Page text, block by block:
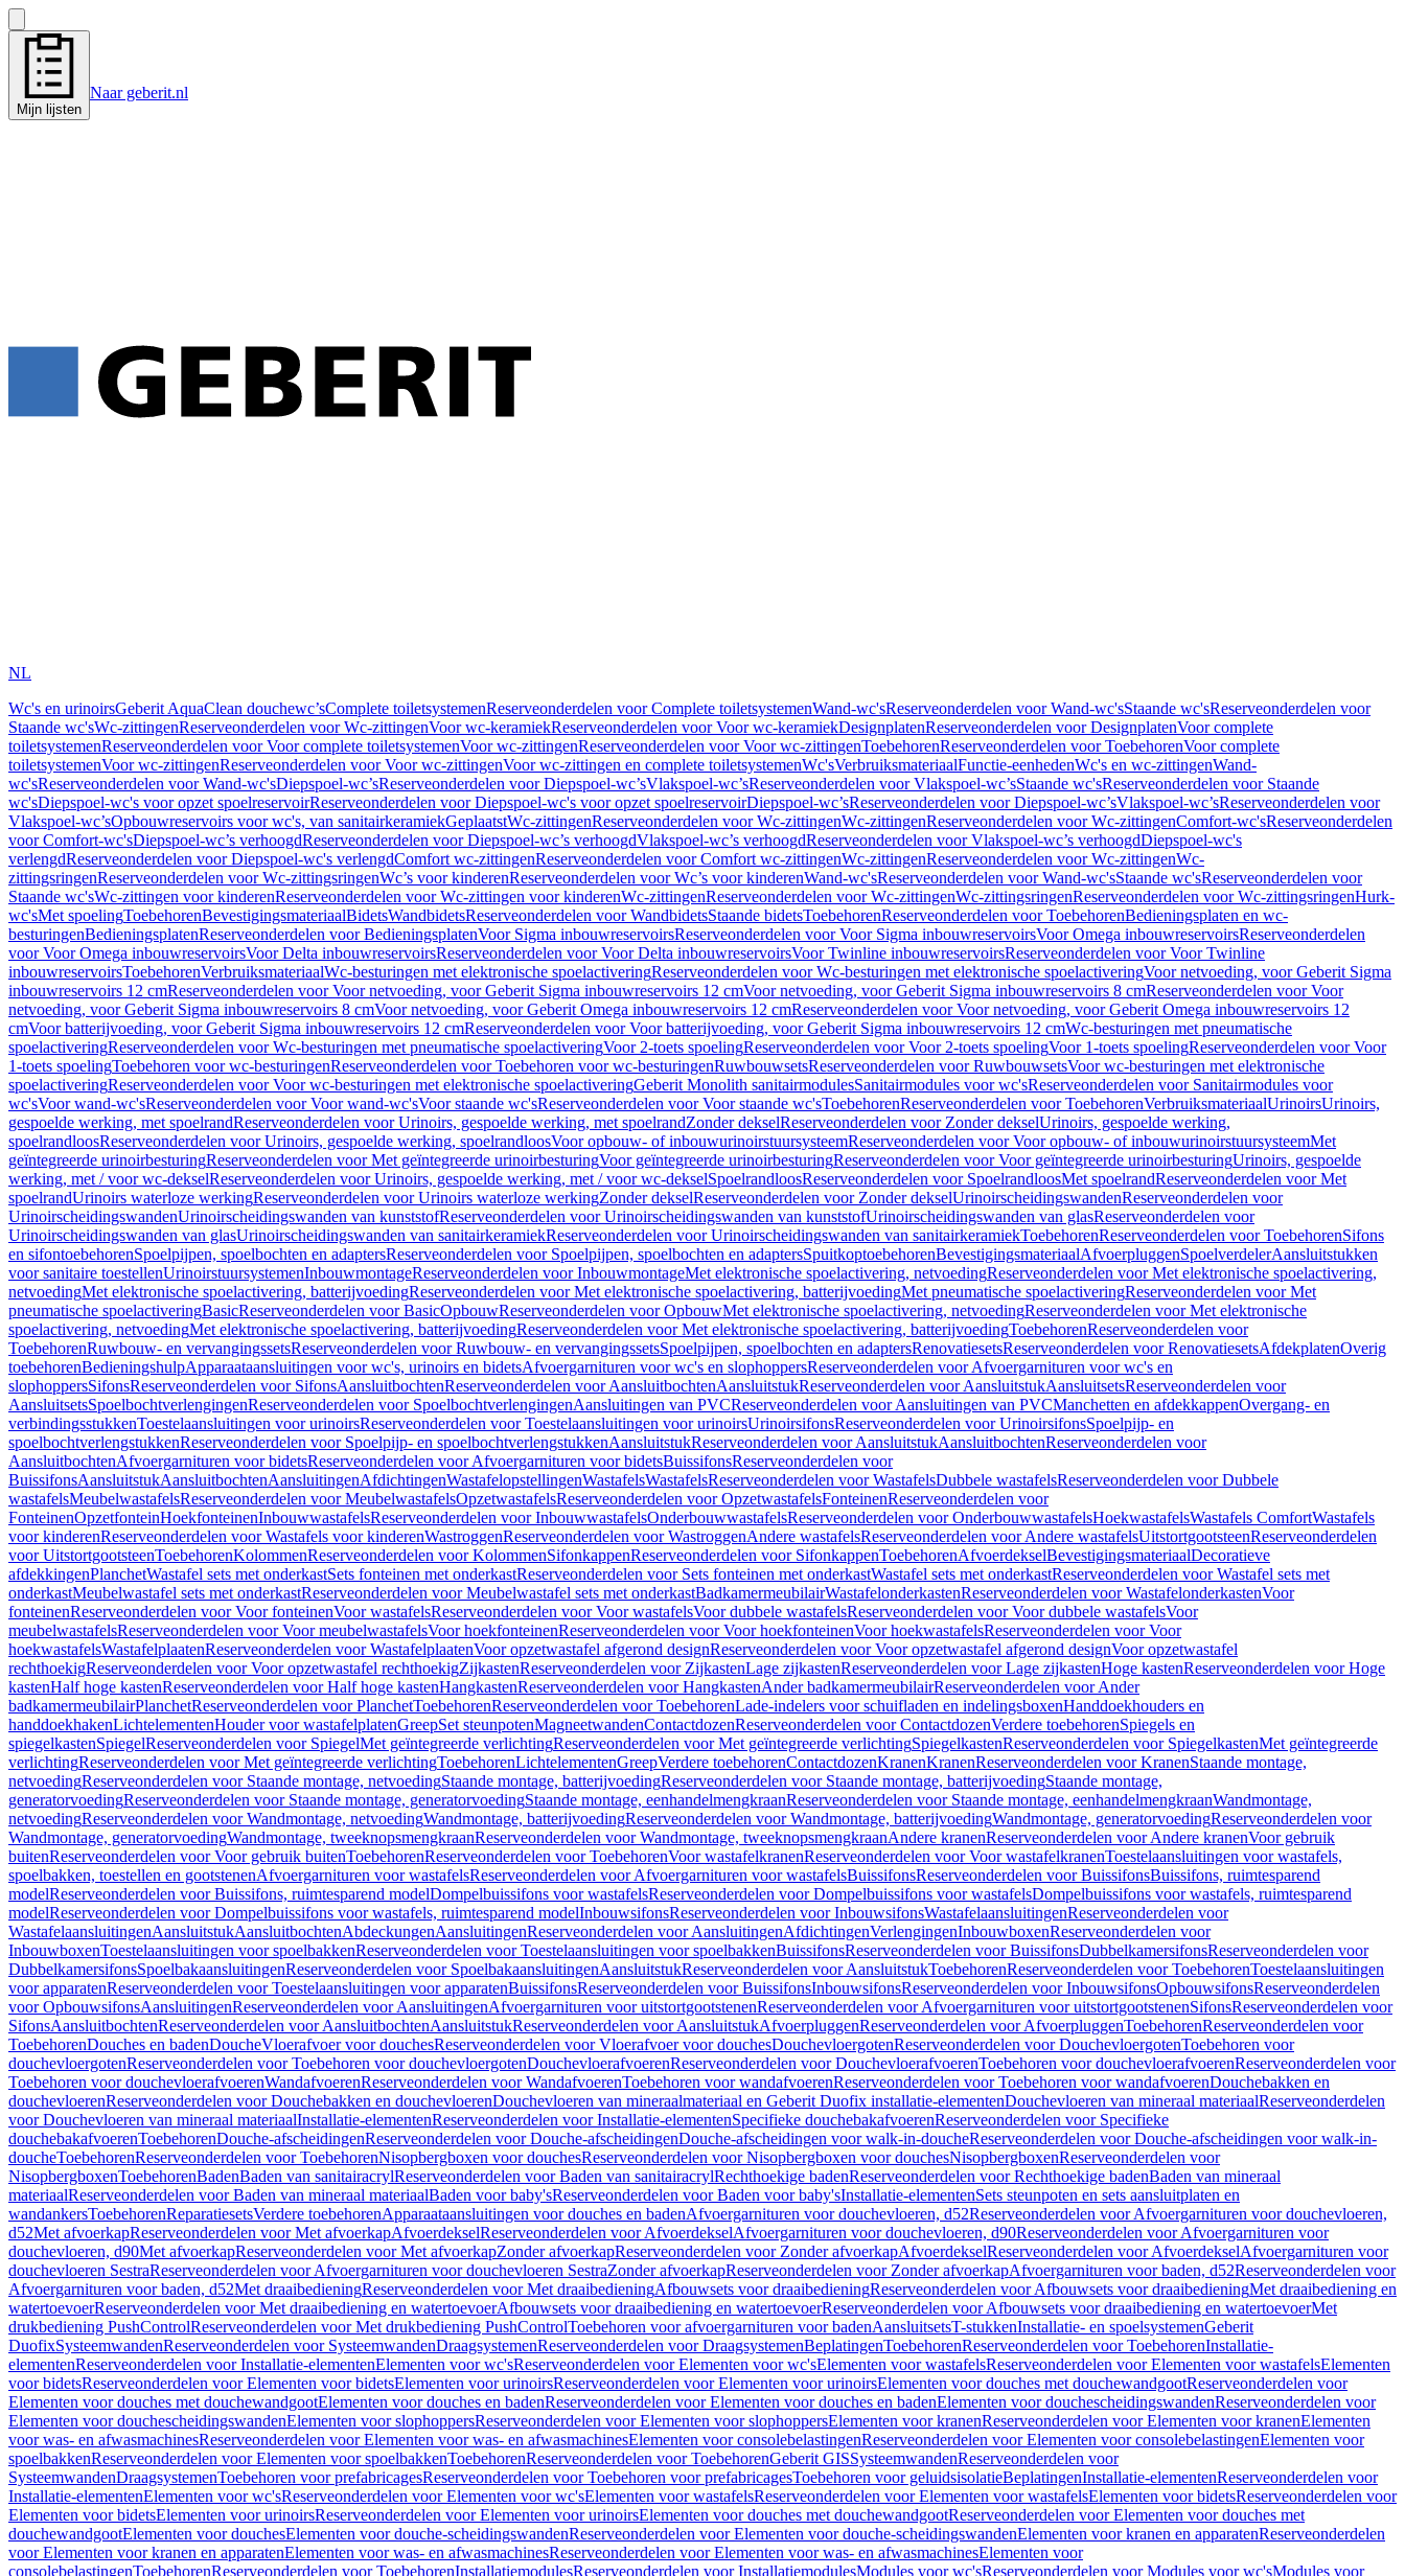
Mijn lijsten
Naar geberit.nl
NL
Wc's en urinoirsGeberit AquaClean douchewc’sComplete toiletsystemenReserveonderdelen voor Complete toiletsystemenWand-wc'sReserveonderdelen voor Wand-wc'sStaande wc'sReserveonderdelen voor
Staande wc'sWc-zittingenReserveonderdelen voor Wc-zittingenVoor wc-keramiekReserveonderdelen voor Voor wc-keramiekDesignplatenReserveonderdelen voor DesignplatenVoor complete
toiletsystemenReserveonderdelen voor Voor complete toiletsystemenVoor wc-zittingenReserveonderdelen voor Voor wc-zittingenToebehorenReserveonderdelen voor ToebehorenVoor complete
toiletsystemenVoor wc-zittingenReserveonderdelen voor Voor wc-zittingenVoor wc-zittingen en complete toiletsystemenWc'sVerbruiksmateriaalFunctie-eenhedenWc's en wc-zittingenWand-
wc'sReserveonderdelen voor Wand-wc'sDiepspoel-wc’sReserveonderdelen voor Diepspoel-wc’sVlakspoel-wc’sReserveonderdelen voor Vlakspoel-wc’sStaande wc'sReserveonderdelen voor Staande
wc'sDiepspoel-wc's voor opzet spoelreservoirReserveonderdelen voor Diepspoel-wc's voor opzet spoelreservoirDiepspoel-wc’sReserveonderdelen voor Diepspoel-wc’sVlakspoel-wc’sReserveonderdelen voor
Vlakspoel-wc’sOpbouwreservoirs voor wc's, van sanitairkeramiekGeplaatstWc-zittingenReserveonderdelen voor Wc-zittingenWc-zittingenReserveonderdelen voor Wc-zittingenComfort-wc'sReserveonderdelen
voor Comfort-wc'sDiepspoel-wc’s verhoogdReserveonderdelen voor Diepspoel-wc’s verhoogdVlakspoel-wc’s verhoogdReserveonderdelen voor Vlakspoel-wc’s verhoogdDiepspoel-wc's
verlengdReserveonderdelen voor Diepspoel-wc's verlengdComfort wc-zittingenReserveonderdelen voor Comfort wc-zittingenWc-zittingenReserveonderdelen voor Wc-zittingenWc-
zittingsringenReserveonderdelen voor Wc-zittingsringenWc’s voor kinderenReserveonderdelen voor Wc’s voor kinderenWand-wc'sReserveonderdelen voor Wand-wc'sStaande wc'sReserveonderdelen voor
Staande wc'sWc-zittingen voor kinderenReserveonderdelen voor Wc-zittingen voor kinderenWc-zittingenReserveonderdelen voor Wc-zittingenWc-zittingsringenReserveonderdelen voor Wc-zittingsringenHurk-
wc'sMet spoelingToebehorenBevestigingsmateriaalBidetsWandbidetsReserveonderdelen voor WandbidetsStaande bidetsToebehorenReserveonderdelen voor ToebehorenBedieningsplaten en wc-
besturingenBedieningsplatenReserveonderdelen voor BedieningsplatenVoor Sigma inbouwreservoirsReserveonderdelen voor Voor Sigma inbouwreservoirsVoor Omega inbouwreservoirsReserveonderdelen
voor Voor Omega inbouwreservoirsVoor Delta inbouwreservoirsReserveonderdelen voor Voor Delta inbouwreservoirsVoor Twinline inbouwreservoirsReserveonderdelen voor Voor Twinline
inbouwreservoirsToebehorenVerbruiksmateriaalWc-besturingen met elektronische spoelactiveringReserveonderdelen voor Wc-besturingen met elektronische spoelactiveringVoor netvoeding, voor Geberit Sigma
inbouwreservoirs 12 cmReserveonderdelen voor Voor netvoeding, voor Geberit Sigma inbouwreservoirs 12 cmVoor netvoeding, voor Geberit Sigma inbouwreservoirs 8 cmReserveonderdelen voor Voor
netvoeding, voor Geberit Sigma inbouwreservoirs 8 cmVoor netvoeding, voor Geberit Omega inbouwreservoirs 12 cmReserveonderdelen voor Voor netvoeding, voor Geberit Omega inbouwreservoirs 12
cmVoor batterijvoeding, voor Geberit Sigma inbouwreservoirs 12 cmReserveonderdelen voor Voor batterijvoeding, voor Geberit Sigma inbouwreservoirs 12 cmWc-besturingen met pneumatische
spoelactiveringReserveonderdelen voor Wc-besturingen met pneumatische spoelactiveringVoor 2-toets spoelingReserveonderdelen voor Voor 2-toets spoelingVoor 1-toets spoelingReserveonderdelen voor Voor
1-toets spoelingToebehoren voor wc-besturingenReserveonderdelen voor Toebehoren voor wc-besturingenRuwbouwsetsReserveonderdelen voor RuwbouwsetsVoor wc-besturingen met elektronische
spoelactiveringReserveonderdelen voor Voor wc-besturingen met elektronische spoelactiveringGeberit Monolith sanitairmodulesSanitairmodules voor wc'sReserveonderdelen voor Sanitairmodules voor
wc'sVoor wand-wc'sReserveonderdelen voor Voor wand-wc'sVoor staande wc'sReserveonderdelen voor Voor staande wc'sToebehorenReserveonderdelen voor ToebehorenVerbruiksmateriaalUrinoirsUrinoirs,
gespoelde werking, met spoelrandReserveonderdelen voor Urinoirs, gespoelde werking, met spoelrandZonder dekselReserveonderdelen voor Zonder dekselUrinoirs, gespoelde werking,
spoelrandloosReserveonderdelen voor Urinoirs, gespoelde werking, spoelrandloosVoor opbouw- of inbouwurinoirstuursysteemReserveonderdelen voor Voor opbouw- of inbouwurinoirstuursysteemMet
geïntegreerde urinoirbesturingReserveonderdelen voor Met geïntegreerde urinoirbesturingVoor geïntegreerde urinoirbesturingReserveonderdelen voor Voor geïntegreerde urinoirbesturingUrinoirs, gespoelde
werking, met / voor wc-dekselReserveonderdelen voor Urinoirs, gespoelde werking, met / voor wc-dekselSpoelrandloosReserveonderdelen voor SpoelrandloosMet spoelrandReserveonderdelen voor Met
spoelrandUrinoirs waterloze werkingReserveonderdelen voor Urinoirs waterloze werkingZonder dekselReserveonderdelen voor Zonder dekselUrinoirscheidingswandenReserveonderdelen voor
UrinoirscheidingswandenUrinoirscheidingswanden van kunststofReserveonderdelen voor Urinoirscheidingswanden van kunststofUrinoirscheidingswanden van glasReserveonderdelen voor
Urinoirscheidingswanden van glasUrinoirscheidingswanden van sanitairkeramiekReserveonderdelen voor Urinoirscheidingswanden van sanitairkeramiekToebehorenReserveonderdelen voor ToebehorenSifons
en sifontoebehorenSpoelpijpen, spoelbochten en adaptersReserveonderdelen voor Spoelpijpen, spoelbochten en adaptersSpuitkoptoebehorenBevestigingsmateriaalAfvoerpluggenSpoelverdelerAansluitstukken
voor sanitaire toestellenUrinoirstuursystemenInbouwmontageReserveonderdelen voor InbouwmontageMet elektronische spoelactivering, netvoedingReserveonderdelen voor Met elektronische spoelactivering,
netvoedingMet elektronische spoelactivering, batterijvoedingReserveonderdelen voor Met elektronische spoelactivering, batterijvoedingMet pneumatische spoelactiveringReserveonderdelen voor Met
pneumatische spoelactiveringBasicReserveonderdelen voor BasicOpbouwReserveonderdelen voor OpbouwMet elektronische spoelactivering, netvoedingReserveonderdelen voor Met elektronische
spoelactivering, netvoedingMet elektronische spoelactivering, batterijvoedingReserveonderdelen voor Met elektronische spoelactivering, batterijvoedingToebehorenReserveonderdelen voor
ToebehorenRuwbouw- en vervangingssetsReserveonderdelen voor Ruwbouw- en vervangingssetsSpoelpijpen, spoelbochten en adaptersRenovatiesetsReserveonderdelen voor RenovatiesetsAfdekplatenOverig
toebehorenBedieningshulpApparaataansluitingen voor wc's, urinoirs en bidetsAfvoergarnituren voor wc's en slophoppersReserveonderdelen voor Afvoergarnituren voor wc's en
slophoppersSifonsReserveonderdelen voor SifonsAansluitbochtenReserveonderdelen voor AansluitbochtenAansluitstukReserveonderdelen voor AansluitstukAansluitsetsReserveonderdelen voor
AansluitsetsSpoelbochtverlengingenReserveonderdelen voor SpoelbochtverlengingenAansluitingen van PVCReserveonderdelen voor Aansluitingen van PVCManchetten en afdekkappenOvergang- en
verbindingsstukkenToestelaansluitingen voor urinoirsReserveonderdelen voor Toestelaansluitingen voor urinoirsUrinoirsifonsReserveonderdelen voor UrinoirsifonsSpoelpijp- en
spoelbochtverlengstukkenReserveonderdelen voor Spoelpijp- en spoelbochtverlengstukkenAansluitstukReserveonderdelen voor AansluitstukAansluitbochtenReserveonderdelen voor
AansluitbochtenAfvoergarnituren voor bidetsReserveonderdelen voor Afvoergarnituren voor bidetsBuissifonsReserveonderdelen voor
BuissifonsAansluitstukAansluitbochtenAansluitingenAfdichtingenWastafelopstellingenWastafelsWastafelsReserveonderdelen voor WastafelsDubbele wastafelsReserveonderdelen voor Dubbele
wastafelsMeubelwastafelsReserveonderdelen voor MeubelwastafelsOpzetwastafelsReserveonderdelen voor OpzetwastafelsFonteinenReserveonderdelen voor
FonteinenOpzetfonteinHoekfonteinenInbouwwastafelsReserveonderdelen voor InbouwwastafelsOnderbouwwastafelsReserveonderdelen voor OnderbouwwastafelsHoekwastafelsWastafels ComfortWastafels
voor kinderenReserveonderdelen voor Wastafels voor kinderenWastroggenReserveonderdelen voor WastroggenAndere wastafelsReserveonderdelen voor Andere wastafelsUitstortgootsteenReserveonderdelen
voor UitstortgootsteenToebehorenKolommenReserveonderdelen voor KolommenSifonkappenReserveonderdelen voor SifonkappenToebehorenAfvoerdekselBevestigingsmateriaalDecoratieve
afdekkingenPlanchetWastafel sets met onderkastSets fonteinen met onderkastReserveonderdelen voor Sets fonteinen met onderkastWastafel sets met onderkastReserveonderdelen voor Wastafel sets met
onderkastMeubelwastafel sets met onderkastReserveonderdelen voor Meubelwastafel sets met onderkastBadkamermeubilairWastafelonderkastenReserveonderdelen voor WastafelonderkastenVoor
fonteinenReserveonderdelen voor Voor fonteinenVoor wastafelsReserveonderdelen voor Voor wastafelsVoor dubbele wastafelsReserveonderdelen voor Voor dubbele wastafelsVoor
meubelwastafelsReserveonderdelen voor Voor meubelwastafelsVoor hoekfonteinenReserveonderdelen voor Voor hoekfonteinenVoor hoekwastafelsReserveonderdelen voor Voor
hoekwastafelsWastafelplaatenReserveonderdelen voor WastafelplaatenVoor opzetwastafel afgerond designReserveonderdelen voor Voor opzetwastafel afgerond designVoor opzetwastafel
rechthoekigReserveonderdelen voor Voor opzetwastafel rechthoekigZijkastenReserveonderdelen voor ZijkastenLage zijkastenReserveonderdelen voor Lage zijkastenHoge kastenReserveonderdelen voor Hoge
kastenHalf hoge kastenReserveonderdelen voor Half hoge kastenHangkastenReserveonderdelen voor HangkastenAnder badkamermeubilairReserveonderdelen voor Ander
badkamermeubilairPlanchetReserveonderdelen voor PlanchetToebehorenReserveonderdelen voor ToebehorenLade-indelers voor schuifladen en indelingsboxenHanddoekhouders en
handdoekhakenLichtelementenHouder voor wastafelplatenGreepSet steunpotenMagneetwandenContactdozenReserveonderdelen voor ContactdozenVerdere toebehorenSpiegels en
spiegelkastenSpiegelReserveonderdelen voor SpiegelMet geïntegreerde verlichtingReserveonderdelen voor Met geïntegreerde verlichtingSpiegelkastenReserveonderdelen voor SpiegelkastenMet geïntegreerde
verlichtingReserveonderdelen voor Met geïntegreerde verlichtingToebehorenLichtelementenGreepVerdere toebehorenContactdozenKranenKranenReserveonderdelen voor KranenStaande montage,
netvoedingReserveonderdelen voor Staande montage, netvoedingStaande montage, batterijvoedingReserveonderdelen voor Staande montage, batterijvoedingStaande montage,
generatorvoedingReserveonderdelen voor Staande montage, generatorvoedingStaande montage, eenhandelmengkraanReserveonderdelen voor Staande montage, eenhandelmengkraanWandmontage,
netvoedingReserveonderdelen voor Wandmontage, netvoedingWandmontage, batterijvoedingReserveonderdelen voor Wandmontage, batterijvoedingWandmontage, generatorvoedingReserveonderdelen voor
Wandmontage, generatorvoedingWandmontage, tweeknopsmengkraanReserveonderdelen voor Wandmontage, tweeknopsmengkraanAndere kranenReserveonderdelen voor Andere kranenVoor gebruik
buitenReserveonderdelen voor Voor gebruik buitenToebehorenReserveonderdelen voor ToebehorenVoor wastafelkranenReserveonderdelen voor Voor wastafelkranenToestelaansluitingen voor wastafels,
spoelbakken, toestellen en gootstenenAfvoergarnituren voor wastafelsReserveonderdelen voor Afvoergarnituren voor wastafelsBuissifonsReserveonderdelen voor BuissifonsBuissifons, ruimtesparend
modelReserveonderdelen voor Buissifons, ruimtesparend modelDompelbuissifons voor wastafelsReserveonderdelen voor Dompelbuissifons voor wastafelsDompelbuissifons voor wastafels, ruimtesparend
modelReserveonderdelen voor Dompelbuissifons voor wastafels, ruimtesparend modelInbouwsifonsReserveonderdelen voor InbouwsifonsWastafelaansluitingenReserveonderdelen voor
WastafelaansluitingenAansluitstukAansluitbochtenAbdeckungenAansluitingenReserveonderdelen voor AansluitingenAfdichtingenVerlengingenInbouwboxenReserveonderdelen voor
InbouwboxenToestelaansluitingen voor spoelbakkenReserveonderdelen voor Toestelaansluitingen voor spoelbakkenBuissifonsReserveonderdelen voor BuissifonsDubbelkamersifonsReserveonderdelen voor
DubbelkamersifonsSpoelbakaansluitingenReserveonderdelen voor SpoelbakaansluitingenAansluitstukReserveonderdelen voor AansluitstukToebehorenReserveonderdelen voor ToebehorenToestelaansluitingen
voor apparatenReserveonderdelen voor Toestelaansluitingen voor apparatenBuissifonsReserveonderdelen voor BuissifonsInbouwsifonsReserveonderdelen voor InbouwsifonsOpbouwsifonsReserveonderdelen
voor OpbouwsifonsAansluitingenReserveonderdelen voor AansluitingenAfvoergarnituren voor uitstortgootstenenReserveonderdelen voor Afvoergarnituren voor uitstortgootstenenSifonsReserveonderdelen voor
SifonsAansluitbochtenReserveonderdelen voor AansluitbochtenAansluitstukReserveonderdelen voor AansluitstukAfvoerpluggenReserveonderdelen voor AfvoerpluggenToebehorenReserveonderdelen voor
ToebehorenDouches en badenDoucheVloerafvoer voor douchesReserveonderdelen voor Vloerafvoer voor douchesDouchevloergotenReserveonderdelen voor DouchevloergotenToebehoren voor
douchevloergotenReserveonderdelen voor Toebehoren voor douchevloergotenDouchevloerafvoerenReserveonderdelen voor DouchevloerafvoerenToebehoren voor douchevloerafvoerenReserveonderdelen voor
Toebehoren voor douchevloerafvoerenWandafvoerenReserveonderdelen voor WandafvoerenToebehoren voor wandafvoerenReserveonderdelen voor Toebehoren voor wandafvoerenDouchebakken en
douchevloerenReserveonderdelen voor Douchebakken en douchevloerenDouchevloeren van mineraalmateriaal en Geberit Duofix installatie-elementenDouchevloeren van mineraal materiaalReserveonderdelen
voor Douchevloeren van mineraal materiaalInstallatie-elementenReserveonderdelen voor Installatie-elementenSpecifieke douchebakafvoerenReserveonderdelen voor Specifieke
douchebakafvoerenToebehorenDouche-afscheidingenReserveonderdelen voor Douche-afscheidingenDouche-afscheidingen voor walk-in-doucheReserveonderdelen voor Douche-afscheidingen voor walk-in-
doucheToebehorenReserveonderdelen voor ToebehorenNisopbergboxen voor douchesReserveonderdelen voor Nisopbergboxen voor douchesNisopbergboxenReserveonderdelen voor
NisopbergboxenToebehorenBadenBaden van sanitairacrylReserveonderdelen voor Baden van sanitairacrylRechthoekige badenReserveonderdelen voor Rechthoekige badenBaden van mineraal
materiaalReserveonderdelen voor Baden van mineraal materiaalBaden voor baby'sReserveonderdelen voor Baden voor baby'sInstallatie-elementenSets steunpoten en sets aansluitplaten en
wandankersToebehorenReparatiesetsVerdere toebehorenApparaataansluitingen voor douches en badenAfvoergarnituren voor douchevloeren, d52Reserveonderdelen voor Afvoergarnituren voor douchevloeren,
d52Met afvoerkapReserveonderdelen voor Met afvoerkapAfvoerdekselReserveonderdelen voor AfvoerdekselAfvoergarnituren voor douchevloeren, d90Reserveonderdelen voor Afvoergarnituren voor
douchevloeren, d90Met afvoerkapReserveonderdelen voor Met afvoerkapZonder afvoerkapReserveonderdelen voor Zonder afvoerkapAfvoerdekselReserveonderdelen voor AfvoerdekselAfvoergarnituren voor
douchevloeren SestraReserveonderdelen voor Afvoergarnituren voor douchevloeren SestraZonder afvoerkapReserveonderdelen voor Zonder afvoerkapAfvoergarnituren voor baden, d52Reserveonderdelen voor
Afvoergarnituren voor baden, d52Met draaibedieningReserveonderdelen voor Met draaibedieningAfbouwsets voor draaibedieningReserveonderdelen voor Afbouwsets voor draaibedieningMet draaibediening en
watertoevoerReserveonderdelen voor Met draaibediening en watertoevoerAfbouwsets voor draaibediening en watertoevoerReserveonderdelen voor Afbouwsets voor draaibediening en watertoevoerMet
drukbediening PushControlReserveonderdelen voor Met drukbediening PushControlToebehoren voor afvoergarnituren voor badenAansluitsetsT-stukkenInstallatie- en spoelsystemenGeberit
DuofixSysteemwandenReserveonderdelen voor SysteemwandenDraagsystemenReserveonderdelen voor DraagsystemenBeplatingenToebehorenReserveonderdelen voor ToebehorenInstallatie-
elementenReserveonderdelen voor Installatie-elementenElementen voor wc'sReserveonderdelen voor Elementen voor wc'sElementen voor wastafelsReserveonderdelen voor Elementen voor wastafelsElementen
voor bidetsReserveonderdelen voor Elementen voor bidetsElementen voor urinoirsReserveonderdelen voor Elementen voor urinoirsElementen voor douches met douchewandgootReserveonderdelen voor
Elementen voor douches met douchewandgootElementen voor douches en badenReserveonderdelen voor Elementen voor douches en badenElementen voor douchescheidingswandenReserveonderdelen voor
Elementen voor douchescheidingswandenElementen voor slophoppersReserveonderdelen voor Elementen voor slophoppersElementen voor kranenReserveonderdelen voor Elementen voor kranenElementen
voor was- en afwasmachinesReserveonderdelen voor Elementen voor was- en afwasmachinesElementen voor consolebelastingenReserveonderdelen voor Elementen voor consolebelastingenElementen voor
spoelbakkenReserveonderdelen voor Elementen voor spoelbakkenToebehorenReserveonderdelen voor ToebehorenGeberit GISSysteemwandenReserveonderdelen voor
SysteemwandenDraagsystemenToebehoren voor prefabricagesReserveonderdelen voor Toebehoren voor prefabricagesToebehoren voor geluidsisolatieBeplatingenInstallatie-elementenReserveonderdelen voor
Installatie-elementenElementen voor wc'sReserveonderdelen voor Elementen voor wc'sElementen voor wastafelsReserveonderdelen voor Elementen voor wastafelsElementen voor bidetsReserveonderdelen voor
Elementen voor bidetsElementen voor urinoirsReserveonderdelen voor Elementen voor urinoirsElementen voor douches met douchewandgootReserveonderdelen voor Elementen voor douches met
douchewandgootElementen voor douchesElementen voor douche-scheidingswandenReserveonderdelen voor Elementen voor douche-scheidingswandenElementen voor kranen en apparatenReserveonderdelen
voor Elementen voor kranen en apparatenElementen voor was- en afwasmachinesReserveonderdelen voor Elementen voor was- en afwasmachinesElementen voor
consolebelastingenToebehorenReserveonderdelen voor ToebehorenInstallatiemodulesReserveonderdelen voor InstallatiemodulesModules voor wc'sReserveonderdelen voor Modules voor wc'sModules voor